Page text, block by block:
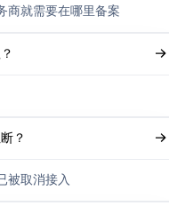
商就需要在哪里备案
？
被取消接入